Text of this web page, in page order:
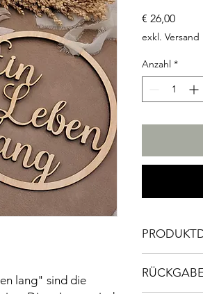
lang" sind die
€ 26,00Preis
exkl. Versand
Anzahl *
Aus